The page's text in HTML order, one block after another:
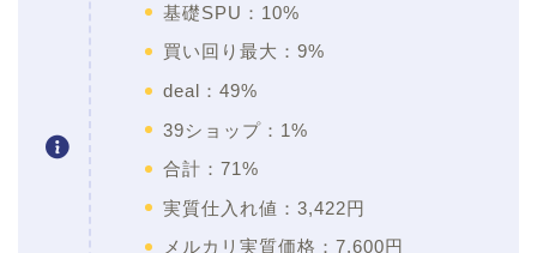
基礎SPU：10%
買い回り最大：9%
deal：49%
39ショップ：1%
合計：71%
実質仕入れ値：3,422円
メルカリ実質価格：7,600円